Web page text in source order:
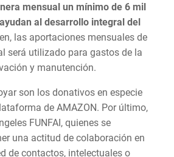
mensual un mínimo de 6 mil
al desarrollo integral del
las aportaciones mensuales de
será utilizado para gastos de la
y manutención.
son los donativos en especie
de AMAZON. Por último,
FUNFAI, quienes se
una actitud de colaboración en
de contactos, intelectuales o